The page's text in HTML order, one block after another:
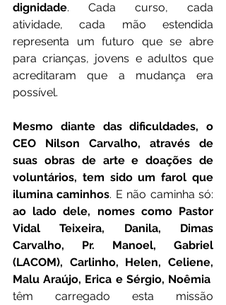
dignidade. Cada curso, cada
atividade, cada mão estendida
representa um futuro que se abre
para crianças, jovens e adultos que
acreditaram que a mudança era
possível.
Mesmo diante das dificuldades, o
CEO Nilson Carvalho, através de
suas obras de arte e doações de
voluntários, tem sido um farol que
ilumina caminhos
ao lado dele, nomes como Pastor
Vidal Teixeira, Danila, Dimas
Carvalho, Pr. Manoel, Gabriel
(LACOM), Carlinho, Helen, Celiene,
têm carregado esta missão